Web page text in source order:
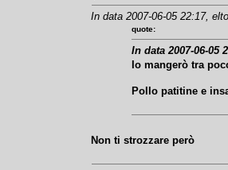
In data 2007-06-05 22:17,
quote:
In data 2007-06-05
Io mangerò tra
Pollo patitine e
Non ti strozzare però